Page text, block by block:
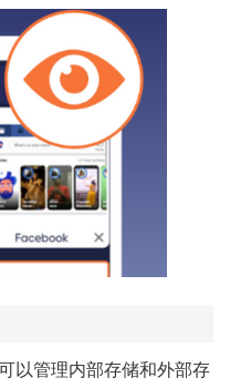
以管理内部存储和外部存